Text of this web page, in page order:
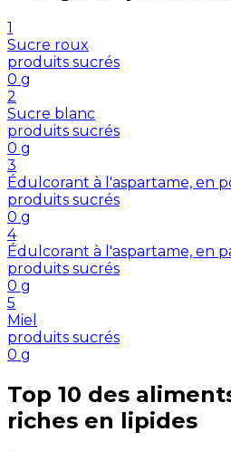
1
Sucre roux
produits sucrés
0 g
2
Sucre blanc
produits sucrés
0 g
3
Édulcorant à l'aspartame, en
produits sucrés
0 g
4
Édulcorant à l'aspartame, en
produits sucrés
0 g
5
Miel
produits sucrés
0 g
Top 10 des
riches en lipides